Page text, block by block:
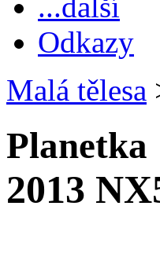
Odkazy
Malá tělesa
Planetka
2013